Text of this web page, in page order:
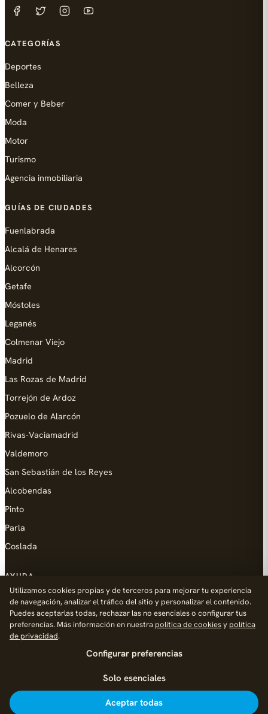
CATEGORÍAS
Deportes
Belleza
Comer y Beber
Moda
Motor
Turismo
Agencia inmobiliaria
GUÍAS DE CIUDADES
Fuenlabrada
Alcalá de Henares
Alcorcón
Getafe
Móstoles
Leganés
Colmenar Viejo
Madrid
Las Rozas de Madrid
Torrejón de Ardoz
Pozuelo de Alarcón
Rivas-Vaciamadrid
Valdemoro
San Sebastián de los Reyes
Alcobendas
Pinto
Parla
Coslada
AYUDA
Añadir empresa
Contacto
Política de Privacidad
Utilizamos cookies propias y de terceros para mejorar tu experiencia
de navegación, analizar el tráfico del sitio y personalizar el contenido.
Puedes aceptarlas todas, rechazar las no esenciales o configurar tus
preferencias. Más información en nuestra política de cookiesy política
de privacidad.
Configurar preferencias
Solo esenciales
Aceptar todas